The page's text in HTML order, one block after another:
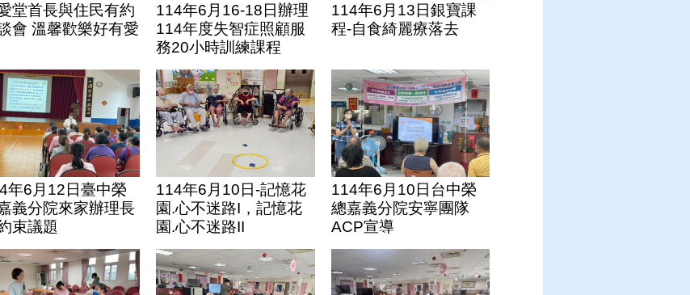
堂首長與住民有約
會 溫馨歡樂好有愛
114年6月16-18日辦理
114年度失智症照顧服
務20小時訓練課程
114年6月13日銀寶課
程-自食綺麗療落去
年6月12日臺中榮
義分院來家辦理長
束議題
114年6月10日-記憶花
園.心不迷路I，記憶花
園.心不迷路II
114年6月10日台中榮
總嘉義分院安寧團隊
ACP宣導